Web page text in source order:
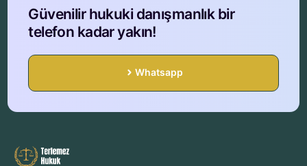
Güvenilir hukuki danışmanlık bir
telefon kadar yakın!
Whatsapp